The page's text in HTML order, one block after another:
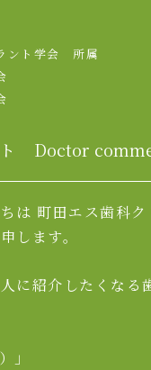
ント学会 所属
ト Doctor
は 町田エス歯科ク
します。
に紹介したくなる
」